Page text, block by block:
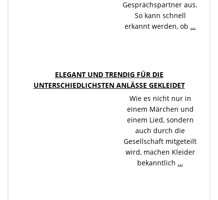
Gesprächspartner aus.
So kann schnell
erkannt werden, ob …
ELEGANT UND TRENDIG FÜR DIE
UNTERSCHIEDLICHSTEN ANLÄSSE GEKLEIDET
Wie es nicht nur in
einem Märchen und
einem Lied, sondern
auch durch die
Gesellschaft mitgeteilt
wird, machen Kleider
bekanntlich …